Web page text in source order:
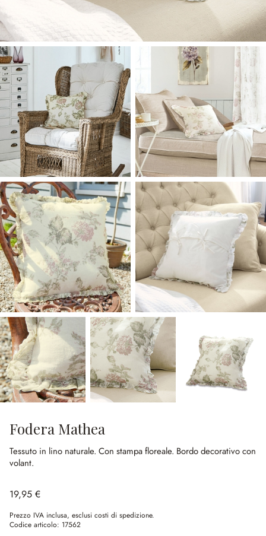
Fodera Mathea
Tessuto in lino naturale. Con stampa floreale. Bordo decorativo con
volant.
19,95 €
Prezzo IVA inclusa, esclusi costi di spedizione.
Codice articolo: 17562